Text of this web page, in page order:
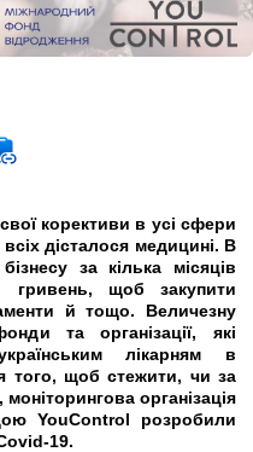
корективи в усі сфери
дісталося медицині. В
за кілька місяців
гривень, щоб закупити
й тощо. Величезну
та організації, які
лікарням в
того, щоб стежити, чи за
організація
YouControl розробили
19.